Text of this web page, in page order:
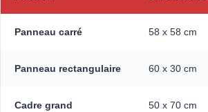
Panneau carré 58 x 58 cm
Panneau rectangulaire 60 x 30 cm
Cadre grand 50 x 70 cm